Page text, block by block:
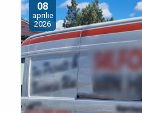
08
aprilie
2026